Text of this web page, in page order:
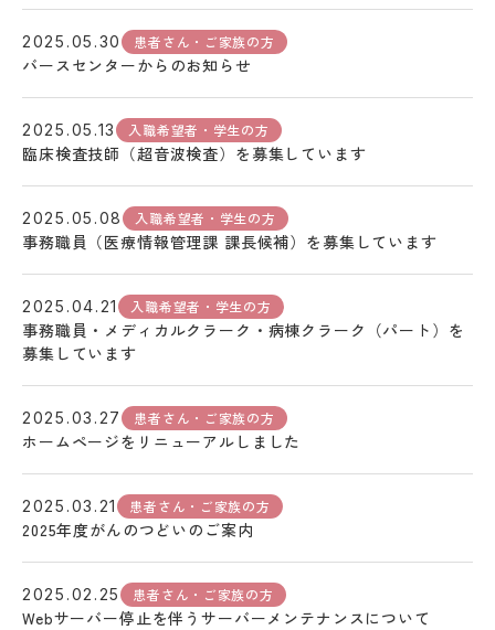
2025.05.30 患者さん・ご家族の方
バースセンターからのお知らせ
2025.05.13 入職希望者・学生の方
臨床検査技師（超音波検査）を募集しています
2025.05.08 入職希望者・学生の方
事務職員（医療情報管理課 課長候補）を募集しています
2025.04.21 入職希望者・学生の方
事務職員・メディカルクラーク・病棟クラーク（パート）を
募集しています
2025.03.27 患者さん・ご家族の方
ホームページをリニューアルしました
2025.03.21 患者さん・ご家族の方
2025年度がんのつどいのご案内
2025.02.25 患者さん・ご家族の方
Webサーバー停止を伴うサーバーメンテナンスについて